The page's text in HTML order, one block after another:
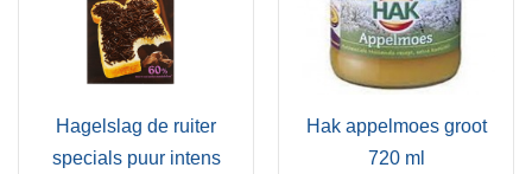
Hagelslag de ruiter
specials puur intens
Hak appelmoes groot
720 ml